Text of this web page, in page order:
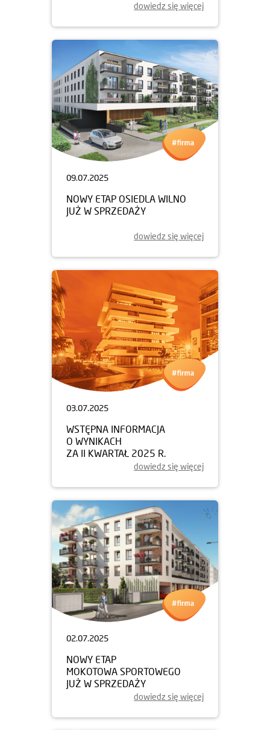
dowiedz się więcej
09.07.2025
NOWY ETAP OSIEDLA WILNO
JUŻ W SPRZEDAŻY
dowiedz się więcej
03.07.2025
WSTĘPNA INFORMACJA
O WYNIKACH
ZA II KWARTAŁ 2025 R.
dowiedz się więcej
02.07.2025
NOWY ETAP
MOKOTOWA SPORTOWEGO
JUŻ W SPRZEDAŻY
dowiedz się więcej